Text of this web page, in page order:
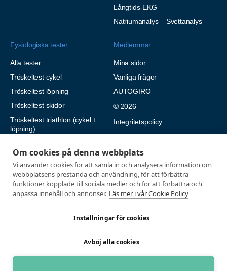
Om cookies på denna webbplats
Vi använder cookies för att samla in och analysera information om
webbplatsens prestanda och användning, för att förbättra
funktioner kopplade till sociala medier och för att förbättra och
anpassa innehåll och annonser. Läs mer i vår Cookie Policy
Inställningar för cookies
Avböj alla cookies
Långtids-EKG
Natriumanalys – Svettanalys
Fysiologiska tester
Alla tester
Tröskeltest cykel
Tröskeltest löpning
Tröskeltest skidor
Tröskeltest triathlon (cykel +
löpning)
Tröskeltest Duo
VO2max-test
Wingate-test
Medlemmar
Mina sidor
Vanliga frågor
AUTOGIRO
© 2026
Integritetspolicy
Utvecklad med passion av Marknadsföringsbyrå Profit Media